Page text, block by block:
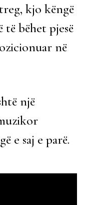
kjo këngë
bëhet pjesë
në
një
e saj e parë.